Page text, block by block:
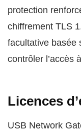
protection
chiffrement TLS
facultative basée
contrôler l’accès
Licences
USB Network